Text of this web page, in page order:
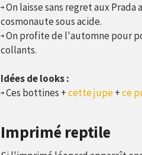
On laisse sans regret aux
cosmonaute sous acide.
On profite de l'automne pour
collants.
Idées de looks :
Ces bottines +cette jupe+ce
Imprimé reptile